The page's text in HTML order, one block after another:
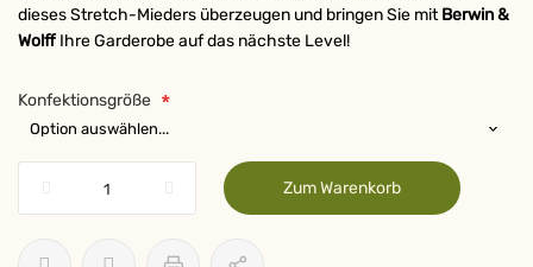
dieses Stretch-Mieders überzeugen und bringen Sie mitBerwin &
Wolff Ihre Garderobe auf das nächste Level!
Konfektionsgröße
Zum Warenkorb